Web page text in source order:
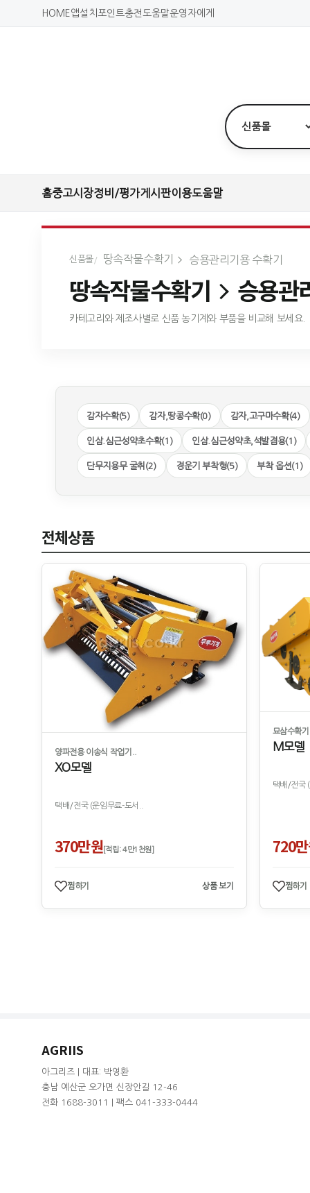
HOME 앱설치 포인트충전도움말운영자에게
홈중고시장정비/평가게시판이용도움말
신품몰 땅속작물수확기 승용관리기용 수확기
땅속작물수확기 승용관
카테고리와 제조사별로 신품 농기계와 부품을 비교해 보세요.
감자수확(5) 감자,땅콩수확(0) 감자,고구마수확(4)
인삼.심근성약초수확(1) 인삼.심근성약초,석발겸용(1)
단무지용무 굴취(2) 경운기 부착형(5) 부착 옵션(1)
전체상품
양파전용 이송식 작업기..
XO모델
택배/전국 (운임무료-도서..
370만원[적립: 4만1천원]
찜하기 상품 보기
묘삼수확
M모델
택배/전국
720
찜하기
AGRIIS
아그리즈 | 대표: 박영환
충남 예산군 오가면 신장안길 12-46
전화 1688-3011 | 팩스 041-333-0444